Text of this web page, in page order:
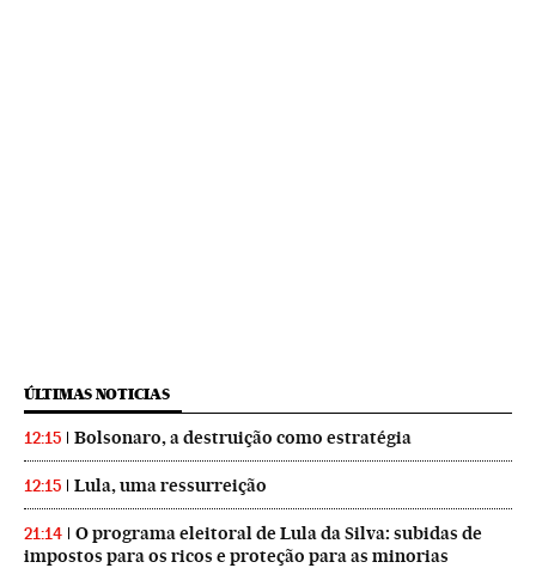
ÚLTIMAS NOTICIAS
12:15 Bolsonaro, a destruição como estratégia
12:15 Lula, uma ressurreição
21:14
O programa eleitoral de Lula da Silva: subidas de
impostos para os ricos e proteção para as minorias